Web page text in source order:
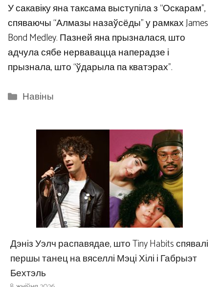
У сакавіку яна таксама выступіла з “Оскарам”,
спяваючы “Алмазы назаўсёды” у рамках James
Bond Medley. Пазней яна прызналася, што
адчула сябе нервавацца наперадзе і
прызнала, што “ўдарыла па кватэрах”.
Categories
Навіны
Дэніз Уэлч распавядае, што Tiny Habits спявалі
першы танец на вяселлі Мэці Хілі і Габрыэт
Бехтэль